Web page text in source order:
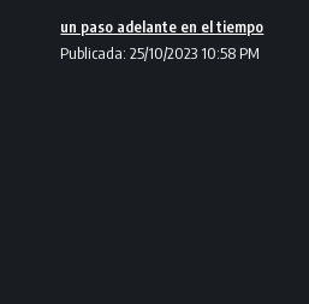
Publicada: 25/10/2023 10:58 PM
un paso adelante en el tiempo